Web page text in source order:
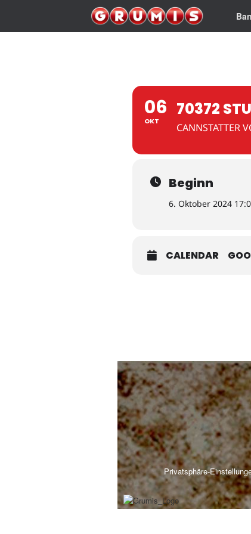
06
OKT
70372
CANNSTATTER
Beginn
6. Oktober 2024
CALENDAR
Privatsphäre-